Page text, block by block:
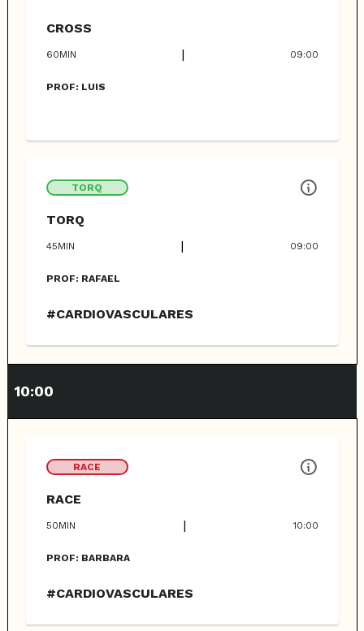
CROSS
60MIN | 09:00
PROF: LUIS
TORQ
TORQ
45MIN | 09:00
PROF: RAFAEL
#CARDIOVASCULARES
10:00
RACE
RACE
50MIN | 10:00
PROF: BARBARA
#CARDIOVASCULARES